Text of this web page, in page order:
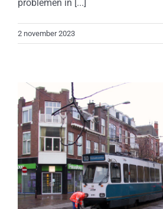
problemen in [...]
2 november 2023